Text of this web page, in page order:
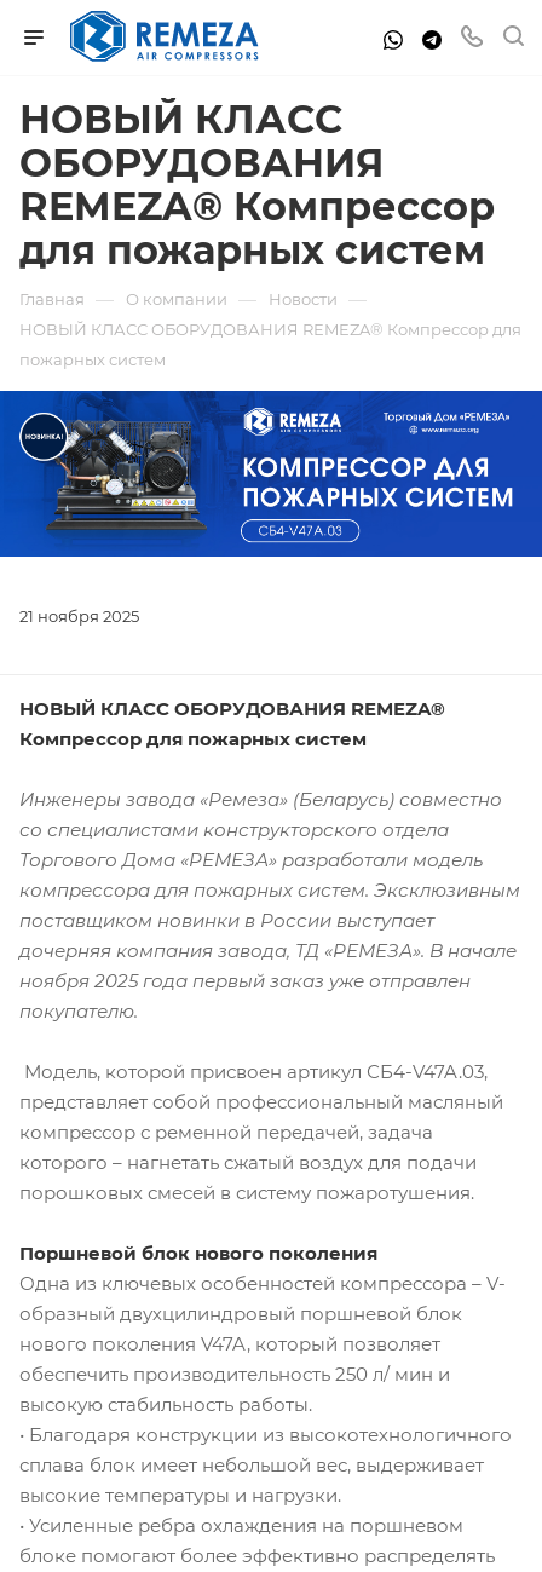
НОВЫЙ КЛАСС
ОБОРУДОВАНИЯ
REMEZA® Компрессор
для пожарных систем
Главная — О компании — Новости —
НОВЫЙ КЛАСС ОБОРУДОВАНИЯ REMEZA® Компрессор для
пожарных систем
21 ноября 2025
НОВЫЙ КЛАСС ОБОРУДОВАНИЯ REMEZA®
Компрессор для пожарных систем
Инженеры завода «Ремеза» (Беларусь) совместно
со специалистами конструкторского отдела
Торгового Дома «РЕМЕЗА» разработали модель
компрессора для пожарных систем. Эксклюзивным
поставщиком новинки в России выступает
дочерняя компания завода, ТД «РЕМЕЗА». В начале
ноября 2025 года первый заказ уже отправлен
покупателю.
Модель, которой присвоен артикул СБ4-V47A.03,
представляет собой профессиональный масляный
компрессор с ременной передачей, задача
которого – нагнетать сжатый воздух для подачи
порошковых смесей в систему пожаротушения.
Поршневой блок нового поколения
Одна из ключевых особенностей компрессора – V-
образный двухцилиндровый поршневой блок
нового поколения V47A, который позволяет
обеспечить производительность 250 л/ мин и
высокую стабильность работы.
• Благодаря конструкции из высокотехнологичного
сплава блок имеет небольшой вес, выдерживает
высокие температуры и нагрузки.
• Усиленные ребра охлаждения на поршневом
блоке помогают более эффективно распределять